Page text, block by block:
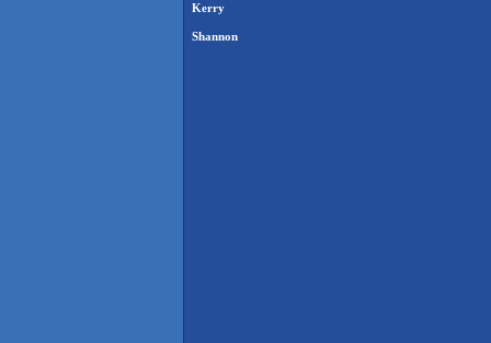
Kerry
Shannon